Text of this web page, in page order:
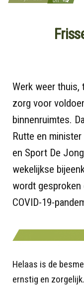
Werk weer thuis,
zorg voor
binnenruimtes.
Rutte en
en Sport De
wekelijkse
wordt
COVID-19-
Helaas is de
ernstig en